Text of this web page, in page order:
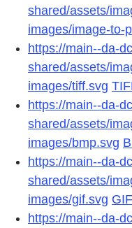
shared/assets/
images/image-to-
https://main--da-
shared/assets/
images/tiff.svg
https://main--da-
shared/assets/
images/bmp.svg
https://main--da-
shared/assets/
images/gif.svg
https://main--da-